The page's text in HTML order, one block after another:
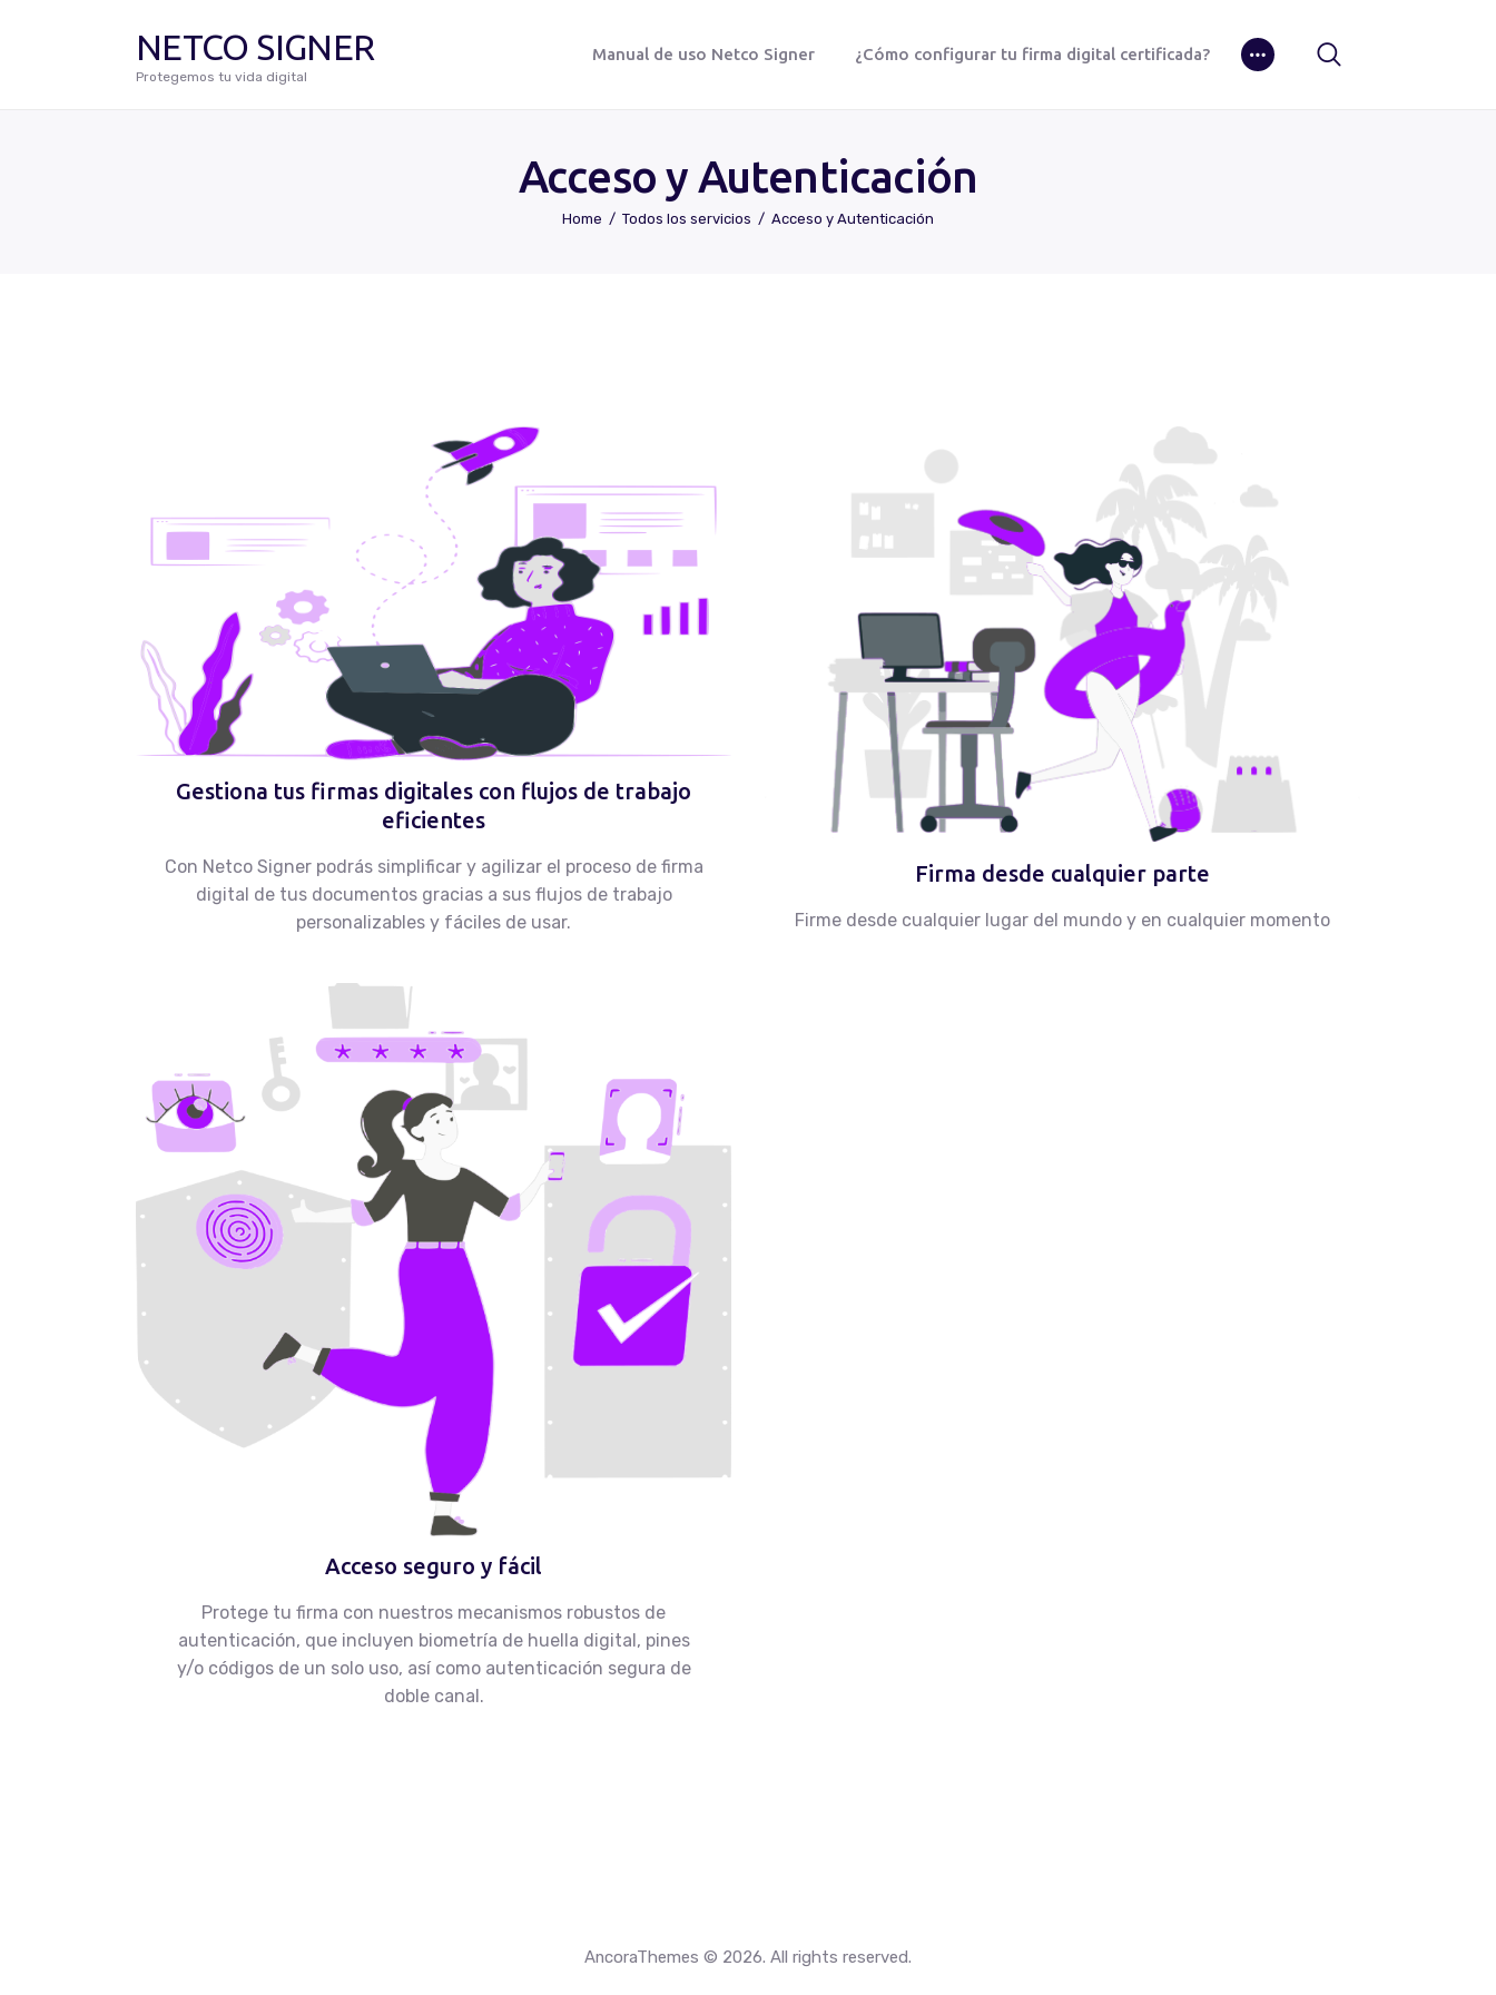
NETCO SIGNER
Protegemos tu vida digital
Manual de uso Netco Signer ¿Cómo configurar tu firma digital certificada?
Acceso y Autenticación
Home Todos los servicios Acceso y Autenticación
Preguntas Frecuentes
Solicitar Soporte
Gestiona tus firmas digitales con flujos de trabajo
eficientes
Con Netco Signer podrás simplificar y agilizar el proceso de firma
digital de tus documentos gracias a sus flujos de trabajo
personalizables y fáciles de usar.
Firma desde cualquier parte
Firme desde cualquier lugar del mundo y en cualquier momento
Acceso seguro y fácil
Protege tu firma con nuestros mecanismos robustos de
autenticación, que incluyen biometría de huella digital, pines
y/o códigos de un solo uso, así como autenticación segura de
doble canal.
AncoraThemes © 2026. All rights reserved.